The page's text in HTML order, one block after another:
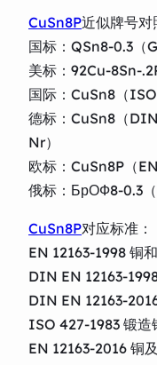
CuSn8P近似牌号对
国标：QSn8-0.3（
美标：92Cu-8Sn-
国际：CuSn8（
德标：CuSn8（
Nr）
欧标：CuSn8P（
俄标：БрОФ8-0.3（
CuSn8P对应标准：
EN 12163-1998 铜
DIN EN 12163-
DIN EN 12163-
ISO 427-1983 锻造
EN 12163-2016 铜